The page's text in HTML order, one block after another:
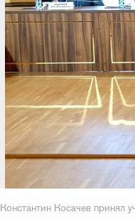
Константин Косачев принял